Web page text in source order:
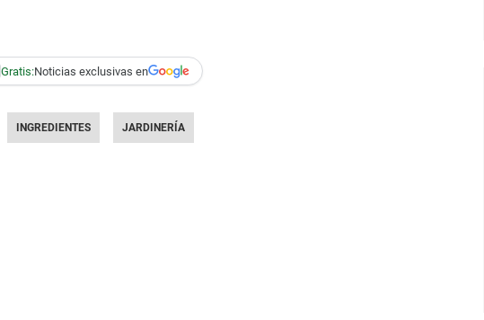
Gratis:Noticias exclusivas en
INGREDIENTES JARDINERÍA